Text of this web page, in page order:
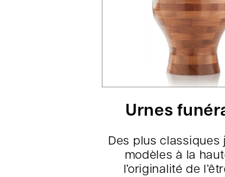
Urnes
Des plus classiques
modèles à la
l’originalité de